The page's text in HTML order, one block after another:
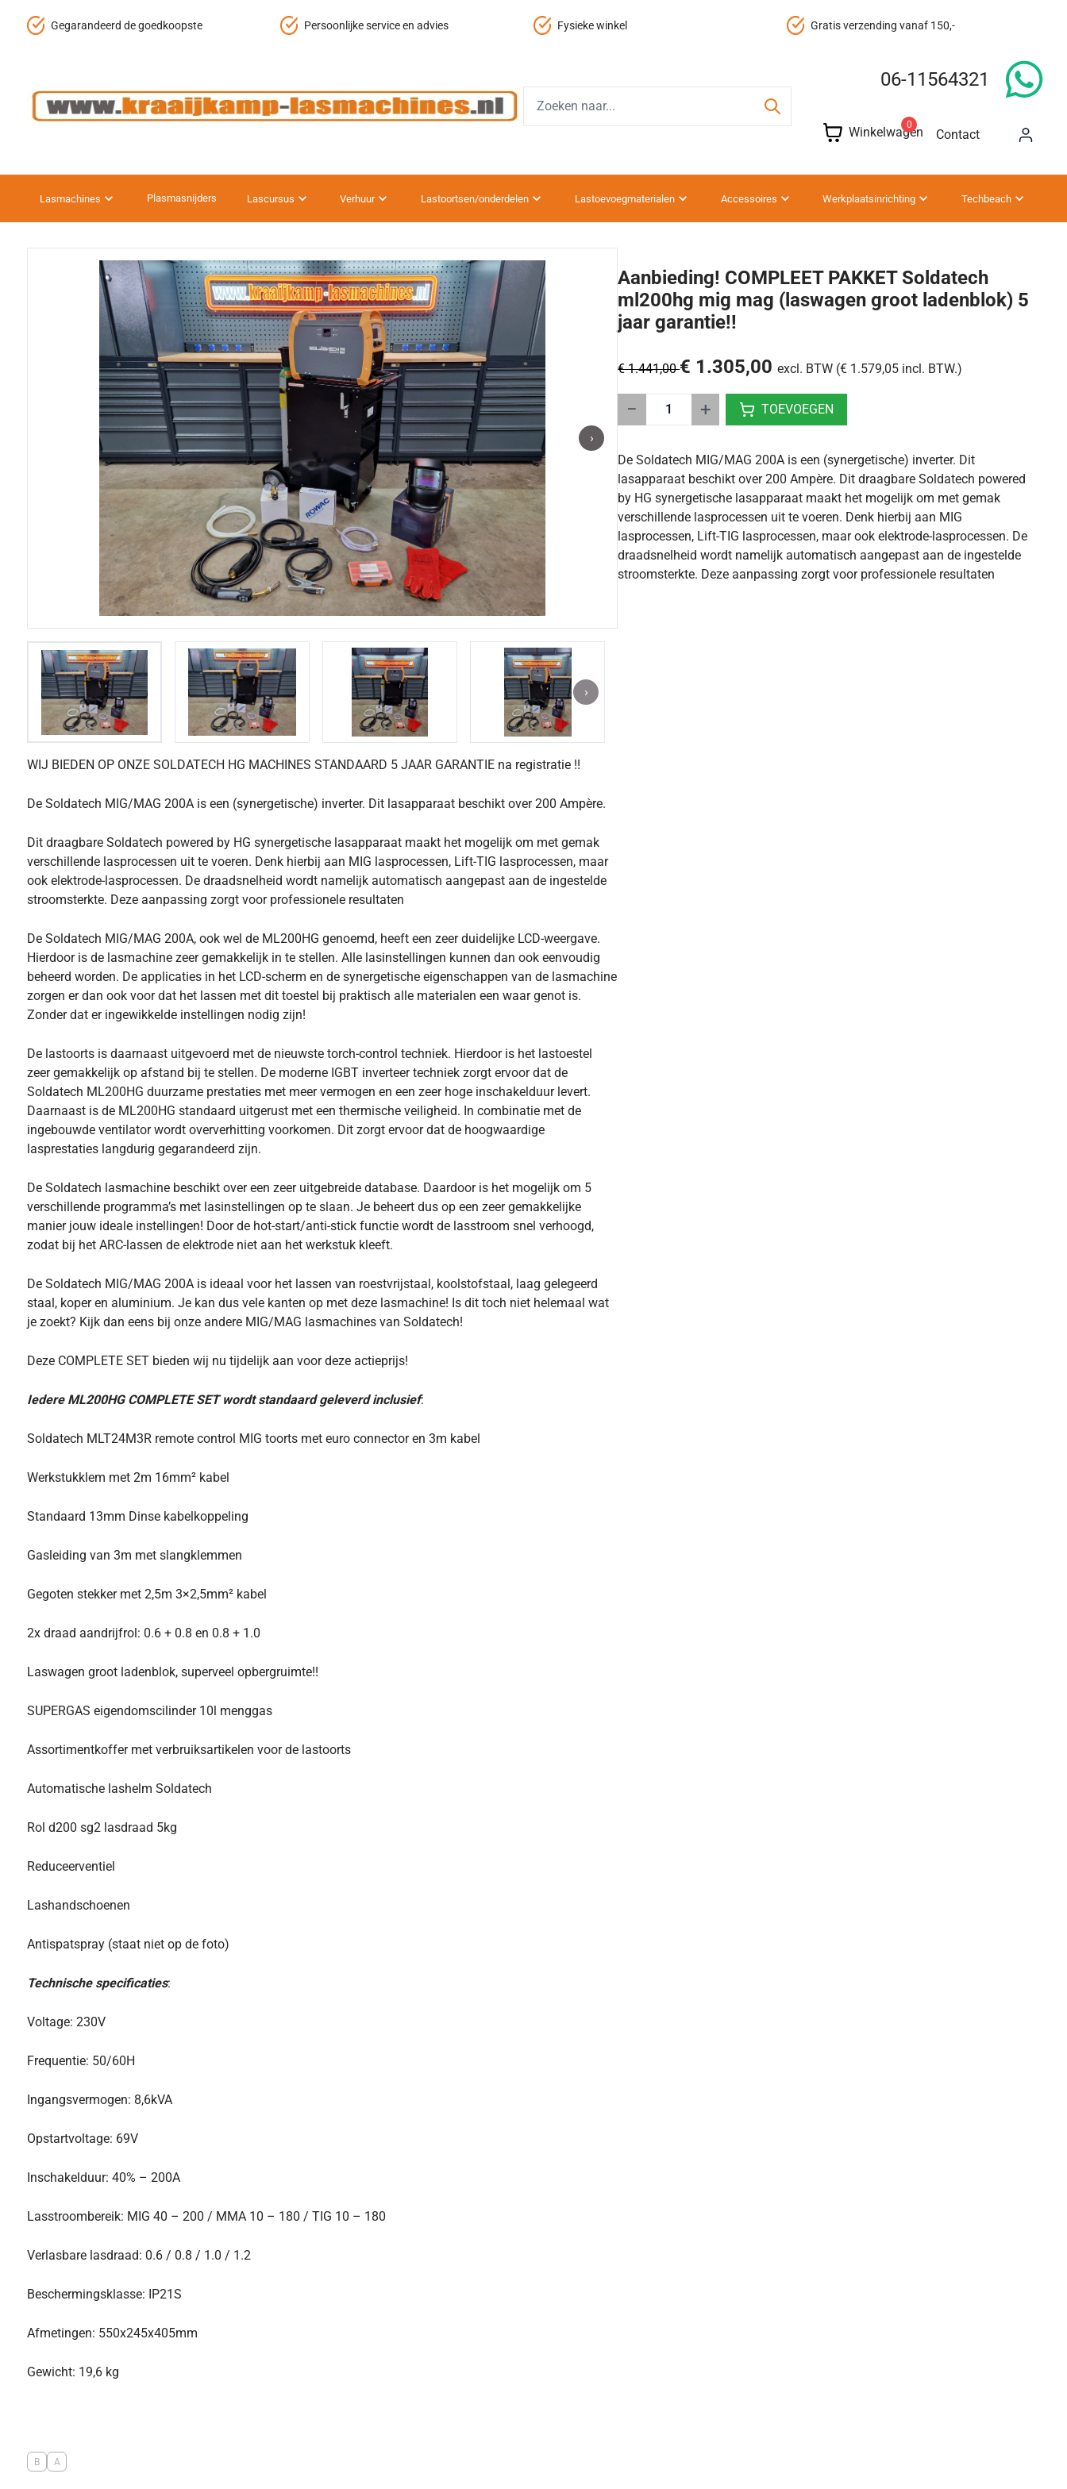
Gegarandeerd de goedkoopste Persoonlijke service en advies Fysieke winkel Gratis verzending vanaf 150,-
06-11564321
Winkelwagen
0
Contact
Lasmachines Plasmasnijders Lascursus Verhuur Lastoortsen/onderdelen Lastoevoegmaterialen Accessoires Werkplaatsinrichting Techbeach
›
›
WIJ BIEDEN OP ONZE SOLDATECH HG MACHINES STANDAARD 5 JAAR GARANTIE na registratie !!
De Soldatech MIG/MAG 200A is een (synergetische) inverter. Dit lasapparaat beschikt over 200 Ampère.
Dit draagbare Soldatech powered by HG synergetische lasapparaat maakt het mogelijk om met gemak
verschillende lasprocessen uit te voeren. Denk hierbij aan MIG lasprocessen, Lift-TIG lasprocessen, maar
ook elektrode-lasprocessen. De draadsnelheid wordt namelijk automatisch aangepast aan de ingestelde
stroomsterkte. Deze aanpassing zorgt voor professionele resultaten
De Soldatech MIG/MAG 200A, ook wel de ML200HG genoemd, heeft een zeer duidelijke LCD-weergave.
Hierdoor is de lasmachine zeer gemakkelijk in te stellen. Alle lasinstellingen kunnen dan ook eenvoudig
beheerd worden. De applicaties in het LCD-scherm en de synergetische eigenschappen van de lasmachine
zorgen er dan ook voor dat het lassen met dit toestel bij praktisch alle materialen een waar genot is.
Zonder dat er ingewikkelde instellingen nodig zijn!
De lastoorts is daarnaast uitgevoerd met de nieuwste torch-control techniek. Hierdoor is het lastoestel
zeer gemakkelijk op afstand bij te stellen. De moderne IGBT inverteer techniek zorgt ervoor dat de
Soldatech ML200HG duurzame prestaties met meer vermogen en een zeer hoge inschakelduur levert.
Daarnaast is de ML200HG standaard uitgerust met een thermische veiligheid. In combinatie met de
ingebouwde ventilator wordt oververhitting voorkomen. Dit zorgt ervoor dat de hoogwaardige
lasprestaties langdurig gegarandeerd zijn.
De Soldatech lasmachine beschikt over een zeer uitgebreide database. Daardoor is het mogelijk om 5
verschillende programma’s met lasinstellingen op te slaan. Je beheert dus op een zeer gemakkelijke
manier jouw ideale instellingen! Door de hot-start/anti-stick functie wordt de lasstroom snel verhoogd,
zodat bij het ARC-lassen de elektrode niet aan het werkstuk kleeft.
De Soldatech MIG/MAG 200A is ideaal voor het lassen van roestvrijstaal, koolstofstaal, laag gelegeerd
staal, koper en aluminium. Je kan dus vele kanten op met deze lasmachine! Is dit toch niet helemaal wat
je zoekt? Kijk dan eens bij onze andere MIG/MAG lasmachines van Soldatech!
Deze COMPLETE SET bieden wij nu tijdelijk aan voor deze actieprijs!
Iedere ML200HG COMPLETE SETwordt standaard geleverd inclusief:
Soldatech MLT24M3R remote control MIG toorts met euro connector en 3m kabel
Werkstukklem met 2m 16mm² kabel
Standaard 13mm Dinse kabelkoppeling
Gasleiding van 3m met slangklemmen
Gegoten stekker met 2,5m 3×2,5mm² kabel
2x draad aandrijfrol: 0.6 + 0.8 en 0.8 + 1.0
Laswagen groot ladenblok, superveel opbergruimte!!
SUPERGAS eigendomscilinder 10l menggas
Assortimentkoffer met verbruiksartikelen voor de lastoorts
Automatische lashelm Soldatech
Rol d200 sg2 lasdraad 5kg
Reduceerventiel
Lashandschoenen
Antispatspray (staat niet op de foto)
Technische specificaties:
Voltage: 230V
Frequentie: 50/60H
Ingangsvermogen: 8,6kVA
Opstartvoltage: 69V
Inschakelduur: 40% – 200A
Lasstroombereik: MIG 40 – 200 / MMA 10 – 180 / TIG 10 – 180
Verlasbare lasdraad: 0.6 / 0.8 / 1.0 / 1.2
Beschermingsklasse: IP21S
Afmetingen: 550x245x405mm
Gewicht: 19,6 kg
Aanbieding! COMPLEET PAKKET Soldatech
ml200hg mig mag (laswagen groot ladenblok) 5
jaar garantie!!
€ 1.441,00€ 1.305,00excl. BTW (€ 1.579,05 incl. BTW.)
− + TOEVOEGEN
De Soldatech MIG/MAG 200A is een (synergetische) inverter. Dit
lasapparaat beschikt over 200 Ampère. Dit draagbare Soldatech powered
by HG synergetische lasapparaat maakt het mogelijk om met gemak
verschillende lasprocessen uit te voeren. Denk hierbij aan MIG
lasprocessen, Lift-TIG lasprocessen, maar ook elektrode-lasprocessen. De
draadsnelheid wordt namelijk automatisch aangepast aan de ingestelde
stroomsterkte. Deze aanpassing zorgt voor professionele resultaten
B A